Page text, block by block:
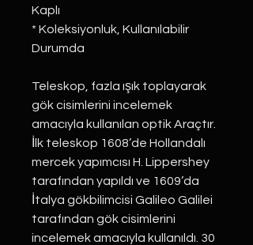
Kaplı
* Koleksiyonluk, Kullanılabilir
Durumda
Teleskop, fazla ışık toplayarak
gök cisimlerini incelemek
amacıyla kullanılan optik Araçtır.
İlk teleskop 1608’de Hollandalı
mercek yapımcısı H. Lippershey
tarafından yapıldı ve 1609’da
İtalya gökbilimcisi Galileo Galilei
tarafından gök cisimlerini
incelemek amacıyla kullanıldı. 30